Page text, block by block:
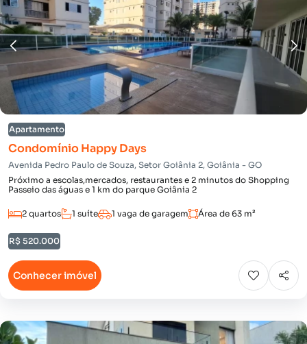
Apartamento
Condomínio Happy Days
Avenida Pedro Paulo de Souza, Setor Goiânia 2, Goiânia - GO
Próximo a escolas,mercados, restaurantes e 2 minutos do Shopping
Passeio das águas e 1 km do parque Goiânia 2
2 quartos 1 suíte 1 vaga de garagem Área de 63 m²
R$ 520.000
Conhecer imóvel